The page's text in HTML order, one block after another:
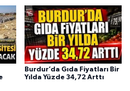
Burdur’da Gıda Fiyatları Bir
Yılda Yüzde 34,72 Arttı